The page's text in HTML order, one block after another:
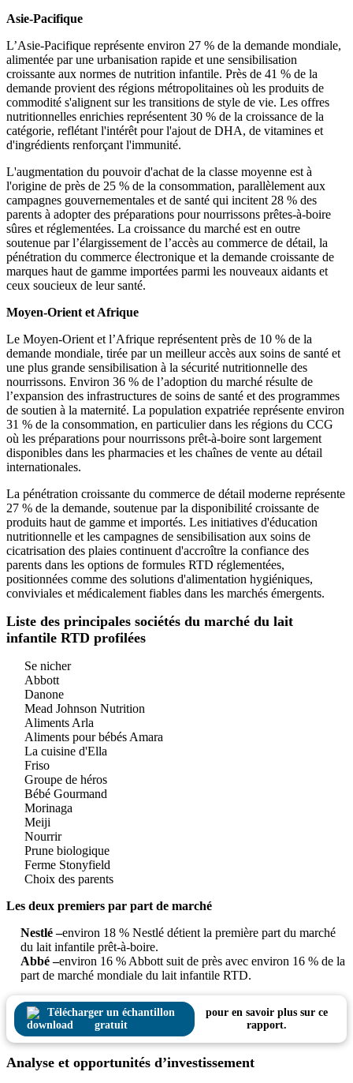
Asie-Pacifique
L’Asie-Pacifique représente environ 27 % de la demande mondiale,
alimentée par une urbanisation rapide et une sensibilisation
croissante aux normes de nutrition infantile. Près de 41 % de la
demande provient des régions métropolitaines où les produits de
commodité s'alignent sur les transitions de style de vie. Les offres
nutritionnelles enrichies représentent 30 % de la croissance de la
catégorie, reflétant l'intérêt pour l'ajout de DHA, de vitamines et
d'ingrédients renforçant l'immunité.
L'augmentation du pouvoir d'achat de la classe moyenne est à
l'origine de près de 25 % de la consommation, parallèlement aux
campagnes gouvernementales et de santé qui incitent 28 % des
parents à adopter des préparations pour nourrissons prêtes-à-boire
sûres et réglementées. La croissance du marché est en outre
soutenue par l’élargissement de l’accès au commerce de détail, la
pénétration du commerce électronique et la demande croissante de
marques haut de gamme importées parmi les nouveaux aidants et
ceux soucieux de leur santé.
Moyen-Orient et Afrique
Le Moyen-Orient et l’Afrique représentent près de 10 % de la
demande mondiale, tirée par un meilleur accès aux soins de santé et
une plus grande sensibilisation à la sécurité nutritionnelle des
nourrissons. Environ 36 % de l’adoption du marché résulte de
l’expansion des infrastructures de soins de santé et des programmes
de soutien à la maternité. La population expatriée représente environ
31 % de la consommation, en particulier dans les régions du CCG
où les préparations pour nourrissons prêt-à-boire sont largement
disponibles dans les pharmacies et les chaînes de vente au détail
internationales.
La pénétration croissante du commerce de détail moderne représente
27 % de la demande, soutenue par la disponibilité croissante de
produits haut de gamme et importés. Les initiatives d'éducation
nutritionnelle et les campagnes de sensibilisation aux soins de
cicatrisation des plaies continuent d'accroître la confiance des
parents dans les options de formules RTD réglementées,
positionnées comme des solutions d'alimentation hygiéniques,
conviviales et médicalement fiables dans les marchés émergents.
Liste des principales sociétés du marché du lait
infantile RTD profilées
Se nicher
Abbott
Danone
Mead Johnson Nutrition
Aliments Arla
Aliments pour bébés Amara
La cuisine d'Ella
Friso
Groupe de héros
Bébé Gourmand
Morinaga
Meiji
Nourrir
Prune biologique
Ferme Stonyfield
Choix des parents
Les deux premiers par part de marché
Nestlé –environ 18 % Nestlé détient la première part du marché
du lait infantile prêt-à-boire.
Abbé –environ 16 % Abbott suit de près avec environ 16 % de la
part de marché mondiale du lait infantile RTD.
Télécharger un échantillon
gratuit
pour en savoir plus sur ce
rapport.
Analyse et opportunités d’investissement